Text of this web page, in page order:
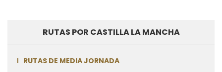
RUTAS POR CASTILLA LA MANCHA
RUTAS DE MEDIA JORNADA